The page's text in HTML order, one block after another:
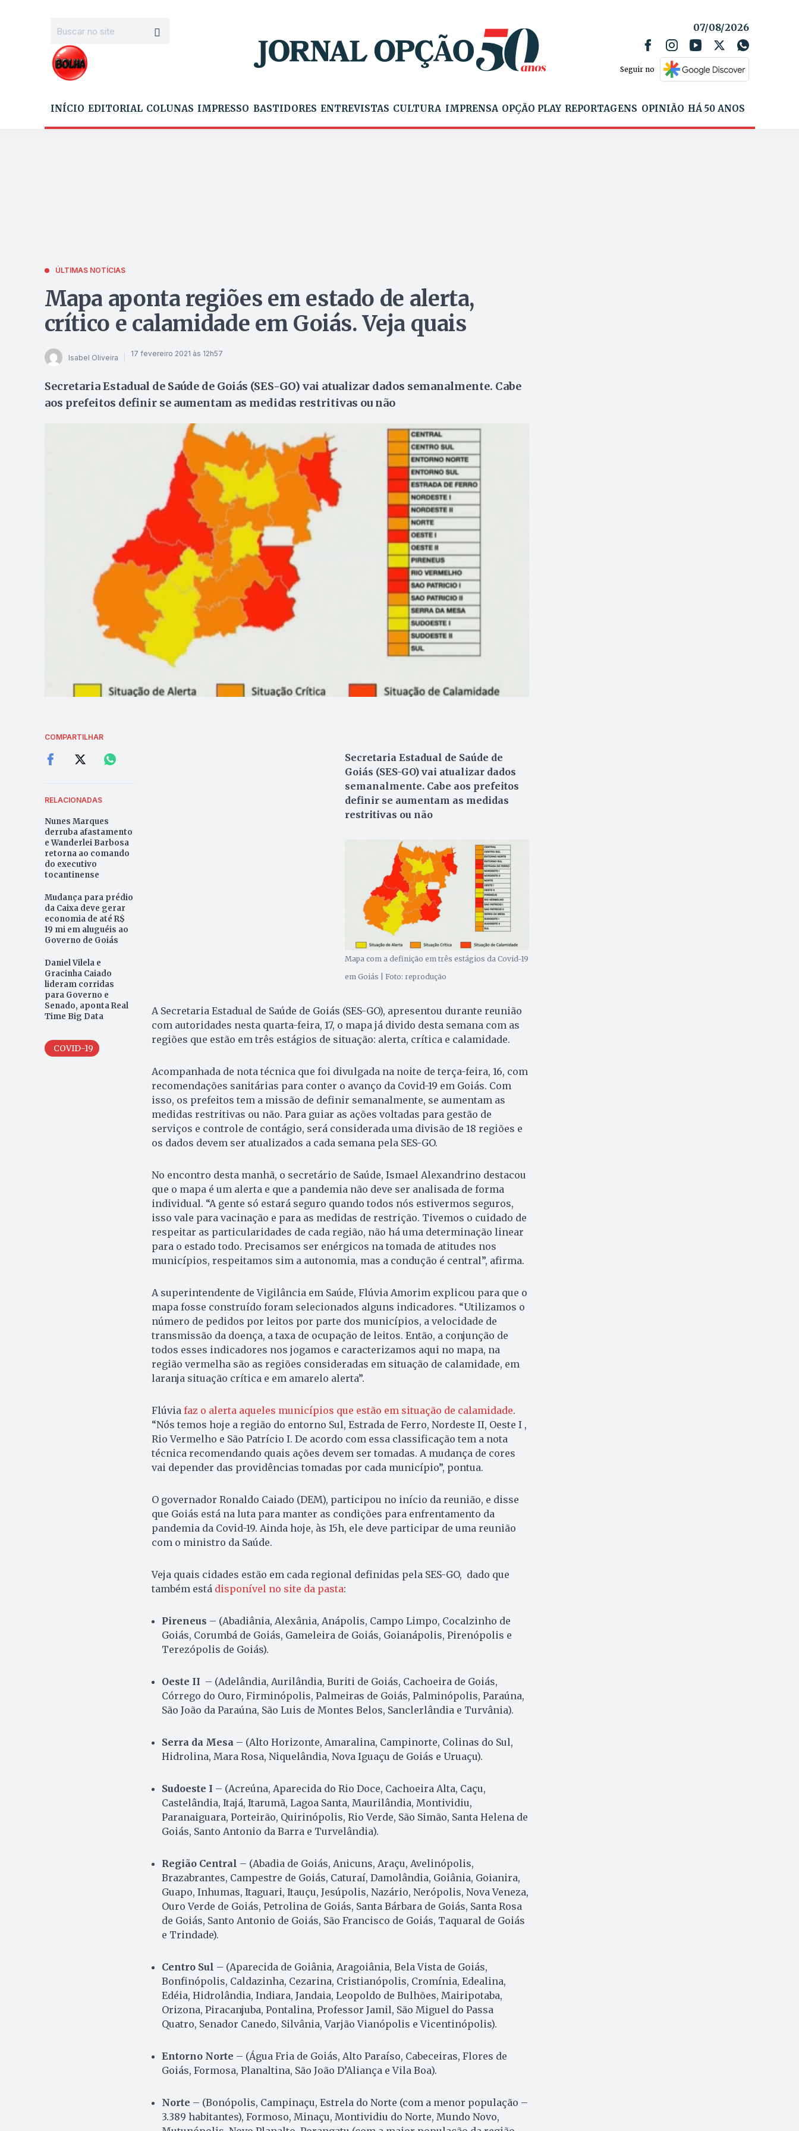
07/08/2026
Seguir no
INÍCIO EDITORIAL COLUNAS IMPRESSO BASTIDORES ENTREVISTAS CULTURA IMPRENSA OPÇÃO PLAY REPORTAGENS OPINIÃO HÁ 50 ANOS
ÚLTIMAS NOTÍCIAS
Mapa aponta regiões em estado de alerta,
crítico e calamidade em Goiás. Veja quais
Isabel Oliveira 17 fevereiro 2021 às 12h57
Secretaria Estadual de Saúde de Goiás (SES-GO) vai atualizar dados semanalmente. Cabe
aos prefeitos definir se aumentam as medidas restritivas ou não
COMPARTILHAR
RELACIONADAS
Nunes Marques
derruba afastamento
e Wanderlei Barbosa
retorna ao comando
do executivo
tocantinense
Mudança para prédio
da Caixa deve gerar
economia de até R$
19 mi em aluguéis ao
Governo de Goiás
Daniel Vilela e
Gracinha Caiado
lideram corridas
para Governo e
Senado, aponta Real
Time Big Data
COVID-19
Secretaria Estadual de Saúde de
Goiás (SES-GO) vai atualizar dados
semanalmente. Cabe aos prefeitos
definir se aumentam as medidas
restritivas ou não
Mapa com a definição em três estágios da Covid-19
em Goiás | Foto: reprodução
A Secretaria Estadual de Saúde de Goiás (SES-GO), apresentou durante reunião
com autoridades nesta quarta-feira, 17, o mapa já divido desta semana com as
regiões que estão em três estágios de situação: alerta, crítica e calamidade.
Acompanhada de nota técnica que foi divulgada na noite de terça-feira, 16, com
recomendações sanitárias para conter o avanço da Covid-19 em Goiás. Com
isso, os prefeitos tem a missão de definir semanalmente, se aumentam as
medidas restritivas ou não. Para guiar as ações voltadas para gestão de
serviços e controle de contágio, será considerada uma divisão de 18 regiões e
os dados devem ser atualizados a cada semana pela SES-GO.
No encontro desta manhã, o secretário de Saúde, Ismael Alexandrino destacou
que o mapa é um alerta e que a pandemia não deve ser analisada de forma
individual. “A gente só estará seguro quando todos nós estivermos seguros,
isso vale para vacinação e para as medidas de restrição. Tivemos o cuidado de
respeitar as particularidades de cada região, não há uma determinação linear
para o estado todo. Precisamos ser enérgicos na tomada de atitudes nos
municípios, respeitamos sim a autonomia, mas a condução é central”, afirma.
A superintendente de Vigilância em Saúde, Flúvia Amorim explicou para que o
mapa fosse construído foram selecionados alguns indicadores. “Utilizamos o
número de pedidos por leitos por parte dos municípios, a velocidade de
transmissão da doença, a taxa de ocupação de leitos. Então, a conjunção de
todos esses indicadores nos jogamos e caracterizamos aqui no mapa, na
região vermelha são as regiões consideradas em situação de calamidade, em
laranja situação crítica e em amarelo alerta”.
Flúvia faz o alerta aqueles municípios que estão em situação de calamidade.
“Nós temos hoje a região do entorno Sul, Estrada de Ferro, Nordeste II, Oeste I ,
Rio Vermelho e São Patrício I. De acordo com essa classificação tem a nota
técnica recomendando quais ações devem ser tomadas. A mudança de cores
vai depender das providências tomadas por cada município”, pontua.
O governador Ronaldo Caiado (DEM), participou no início da reunião, e disse
que Goiás está na luta para manter as condições para enfrentamento da
pandemia da Covid-19. Ainda hoje, às 15h, ele deve participar de uma reunião
com o ministro da Saúde.
Veja quais cidades estão em cada regional definidas pela SES-GO, dado que
também está disponível no site da pasta:
Pireneus – (Abadiânia, Alexânia, Anápolis, Campo Limpo, Cocalzinho de
Goiás, Corumbá de Goiás, Gameleira de Goiás, Goianápolis, Pirenópolis e
Terezópolis de Goiás).
Oeste II – (Adelândia, Aurilândia, Buriti de Goiás, Cachoeira de Goiás,
Córrego do Ouro, Firminópolis, Palmeiras de Goiás, Palminópolis, Paraúna,
São João da Paraúna, São Luis de Montes Belos, Sanclerlândia e Turvânia).
Serra da Mesa– (Alto Horizonte, Amaralina, Campinorte, Colinas do Sul,
Hidrolina, Mara Rosa, Niquelândia, Nova Iguaçu de Goiás e Uruaçu).
Sudoeste I – (Acreúna, Aparecida do Rio Doce, Cachoeira Alta, Caçu,
Castelândia, Itajá, Itarumã, Lagoa Santa, Maurilândia, Montividiu,
Paranaiguara, Porteirão, Quirinópolis, Rio Verde, São Simão, Santa Helena de
Goiás, Santo Antonio da Barra e Turvelândia).
Região Central – (Abadia de Goiás, Anicuns, Araçu, Avelinópolis,
Brazabrantes, Campestre de Goiás, Caturaí, Damolândia, Goiânia, Goianira,
Guapo, Inhumas, Itaguari, Itauçu, Jesúpolis, Nazário, Nerópolis, Nova Veneza,
Ouro Verde de Goiás, Petrolina de Goiás, Santa Bárbara de Goiás, Santa Rosa
de Goiás, Santo Antonio de Goiás, São Francisco de Goiás, Taquaral de Goiás
e Trindade).
Centro Sul – (Aparecida de Goiânia, Aragoiânia, Bela Vista de Goiás,
Bonfinópolis, Caldazinha, Cezarina, Cristianópolis, Cromínia, Edealina,
Edéia, Hidrolândia, Indiara, Jandaia, Leopoldo de Bulhões, Mairipotaba,
Orizona, Piracanjuba, Pontalina, Professor Jamil, São Miguel do Passa
Quatro, Senador Canedo, Silvânia, Varjão Vianópolis e Vicentinópolis).
Entorno Norte – (Água Fria de Goiás, Alto Paraíso, Cabeceiras, Flores de
Goiás, Formosa, Planaltina, São João D’Aliança e Vila Boa).
Norte – (Bonópolis, Campinaçu, Estrela do Norte (com a menor população –
3.389 habitantes), Formoso, Minaçu, Montividiu do Norte, Mundo Novo,